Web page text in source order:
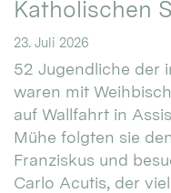
Katholischen
23. Juli 2026
52 Jugendliche der
waren mit
auf Wallfahrt in
Mühe folgten sie
Franziskus und
Carlo Acutis, der